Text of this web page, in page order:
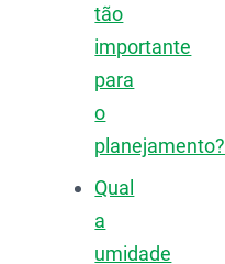
tão
importante
para
o
planejamento?
Qual
a
umidade